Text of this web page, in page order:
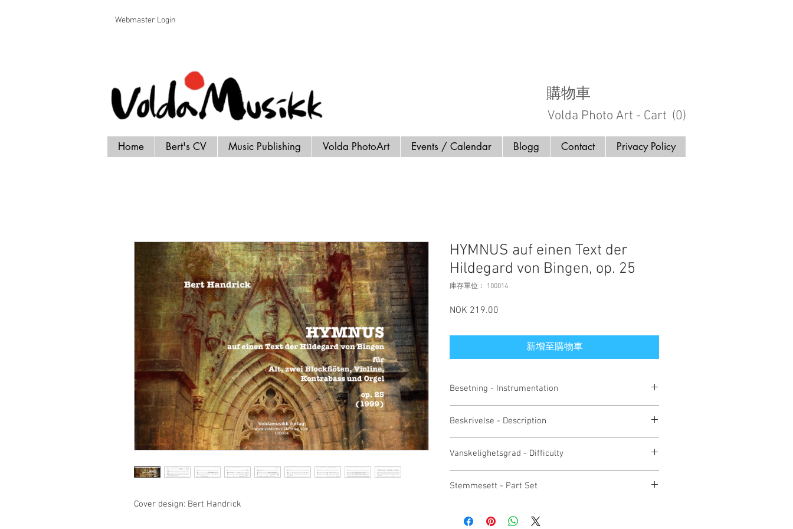
Voldamusikk forlag Bert Handrick
Webmaster Login
購物車
Volda Photo Art - Cart (0)
Home Bert's CV Music Publishing Volda PhotoArt Events / Calendar Blogg Contact Privacy Policy
Cover design: Bert Handrick
HYMNUS auf einen Text der
Hildegard von Bingen, op. 25
庫存單位： 100014
NOK 219.00
新增至購物車
Besetning - Instrumentation
alto solo, 2 recorder, violin, contrabass, organ
Beskrivelse - Description
den store mystikeren fra mellomalderen, Hildegard von
Bingen, har skrevet. "Caritas abundat in omnia, de imis
excellentissima super sidera..." - "Kjærligheten strømmer
This composition based on a latin text by the great mystician
Vanskelighetsgrad - Difficulty
Stemmesett - Part Set
melding til forlaget.